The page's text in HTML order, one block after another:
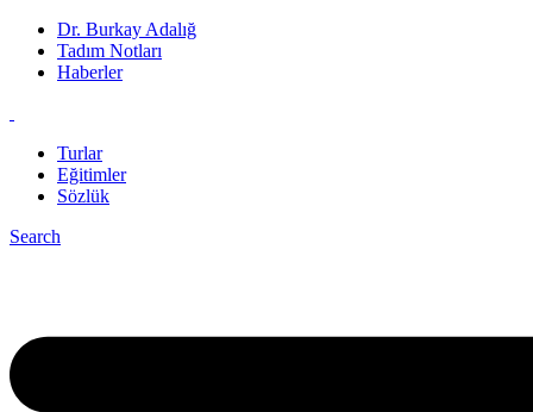
Dr. Burkay Adalığ
Tadım Notları
Haberler
Turlar
Eğitimler
Sözlük
Search